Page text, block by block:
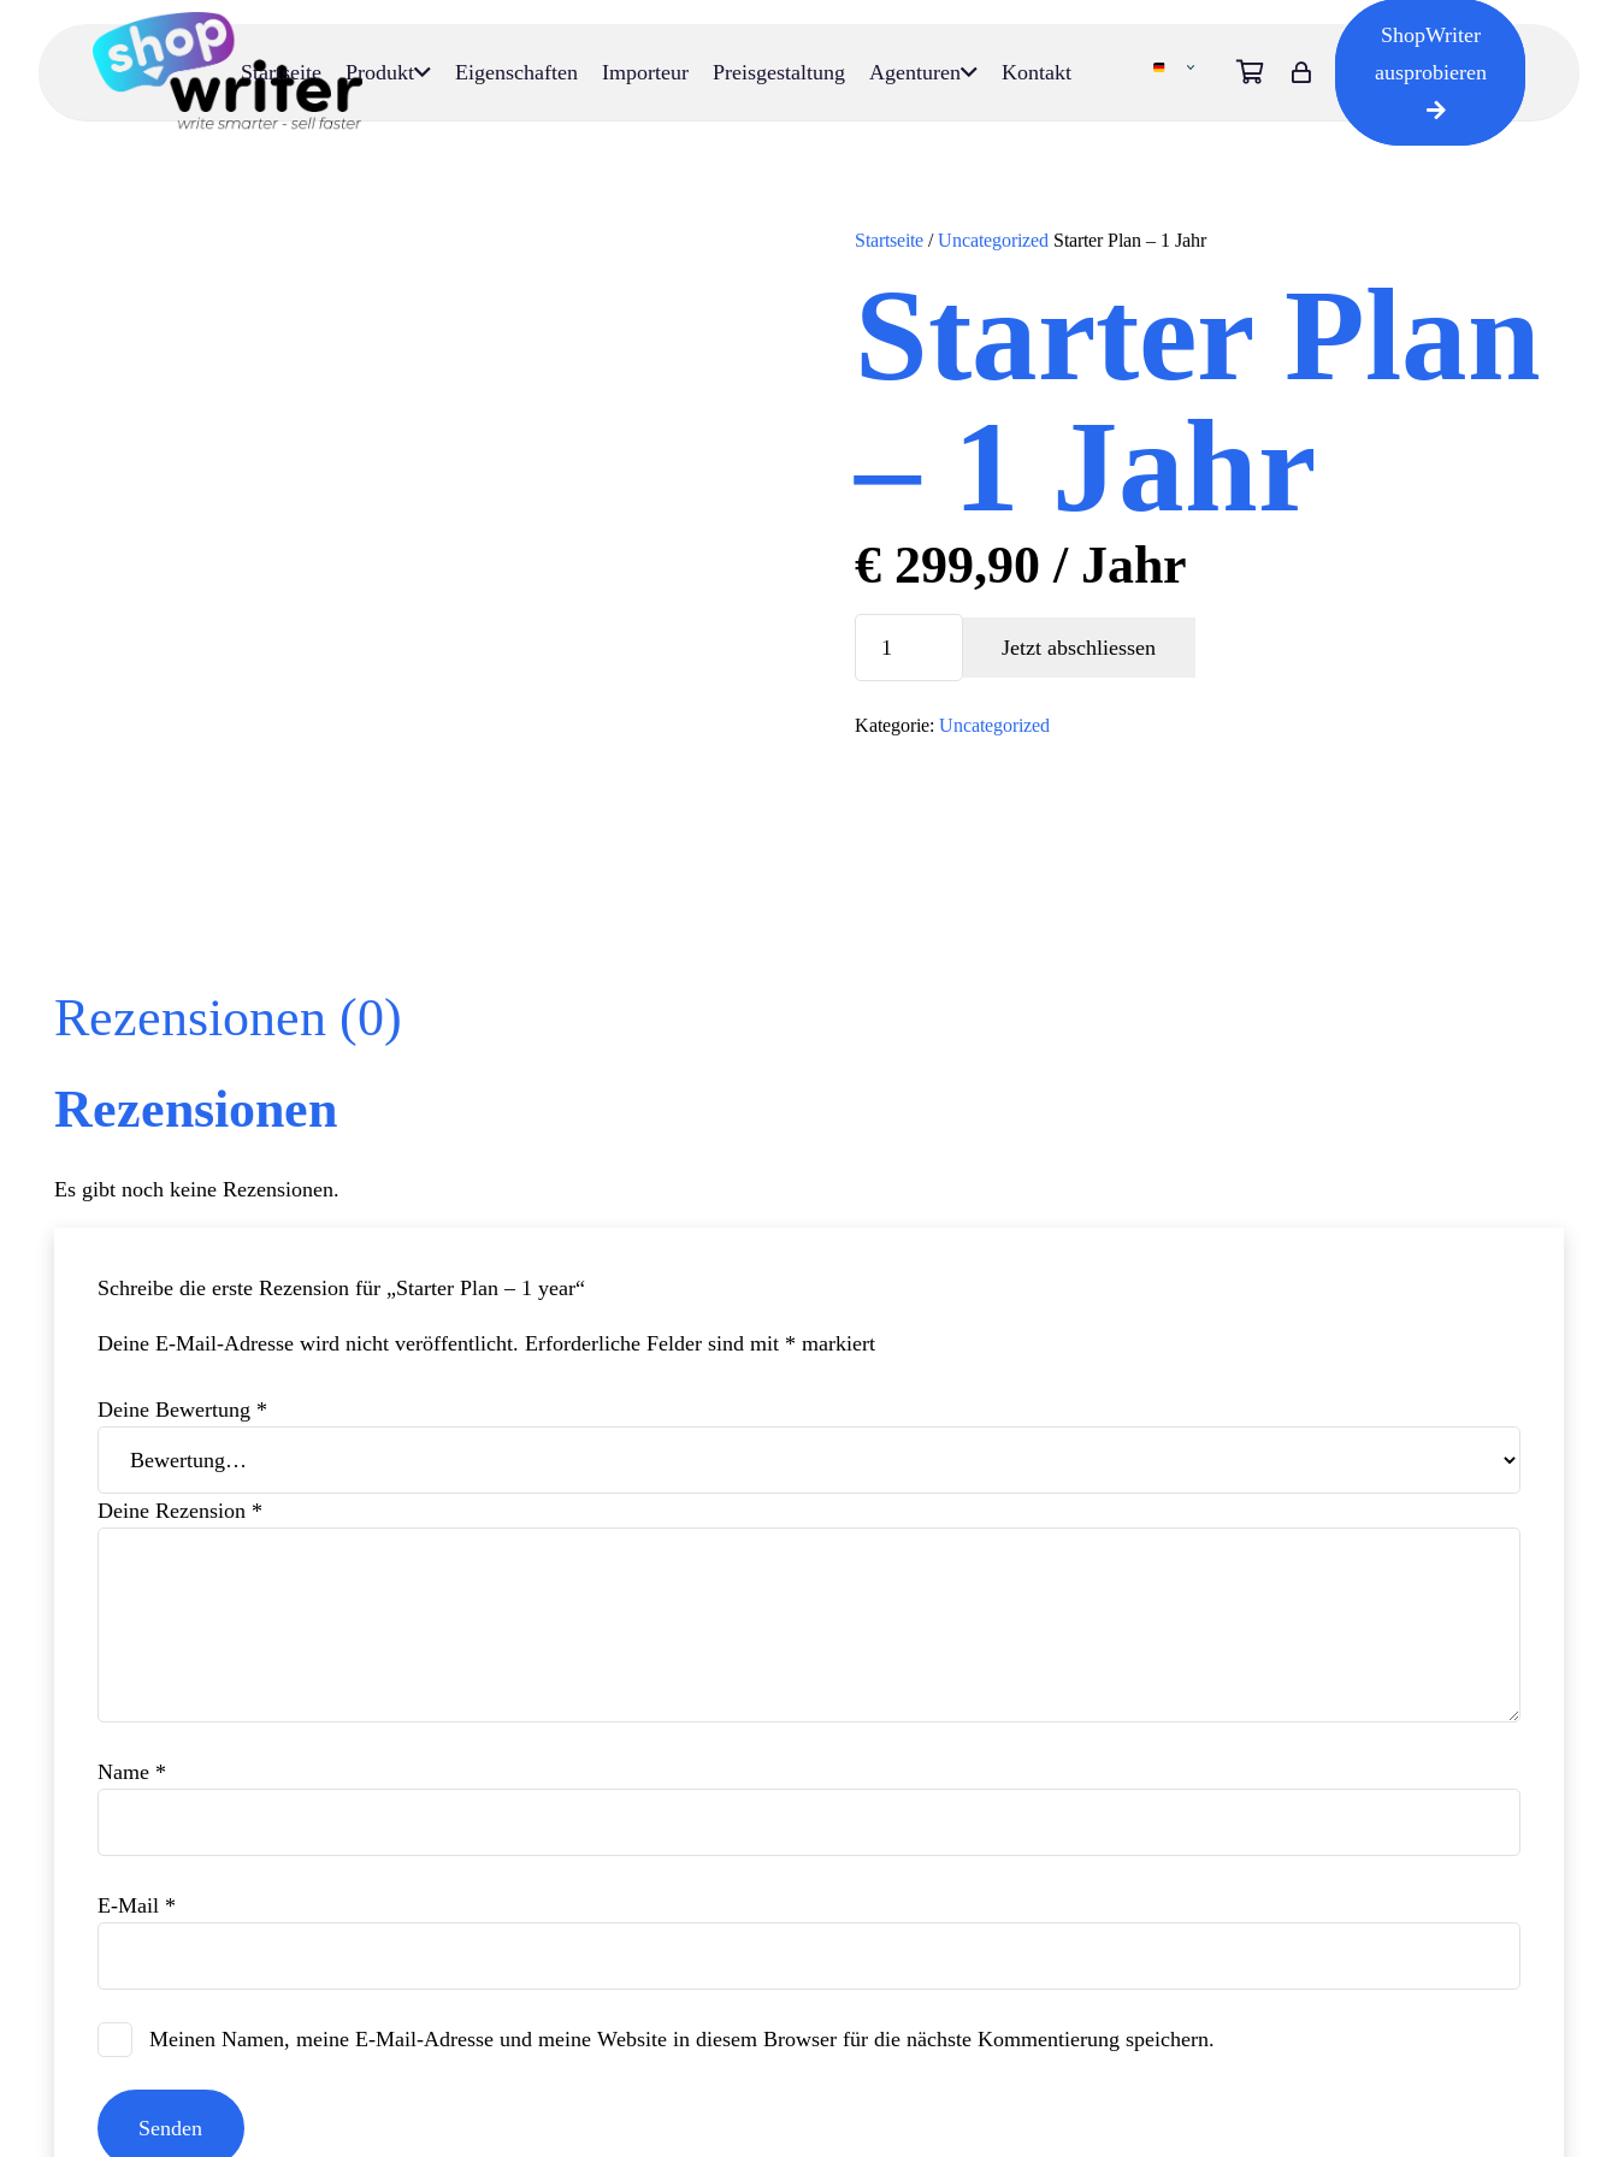
Startseite Produkt Eigenschaften Importeur Preisgestaltung Agenturen Kontakt
ShopWriter
ausprobieren
Startseite/UncategorizedStarter Plan – 1 Jahr
Starter Plan
– 1 Jahr
€299,90 / Jahr
1
Jetzt abschliessen
Kategorie: Uncategorized
Rezensionen (0)
Rezensionen
Es gibt noch keine Rezensionen.
Schreibe die erste Rezension für „Starter Plan – 1 year“
Deine E-Mail-Adresse wird nicht veröffentlicht. Erforderliche Felder sind mit * markiert
Deine Bewertung *
Deine Rezension *
Name *
E-Mail *
Meinen Namen, meine E-Mail-Adresse und meine Website in diesem Browser für die nächste Kommentierung speichern.